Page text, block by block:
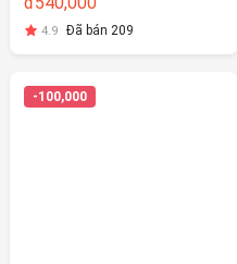
4.9 Đã bán 209
-100,000